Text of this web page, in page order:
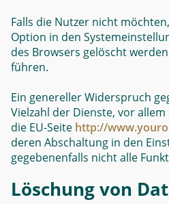
Falls die Nutzer nicht
Option in den
des Browsers gelöscht
führen.
Ein genereller Widerspruch
Vielzahl der Dienste, vor
die EU-Seite http://
deren Abschaltung in den
gegebenenfalls nicht alle
Löschung von